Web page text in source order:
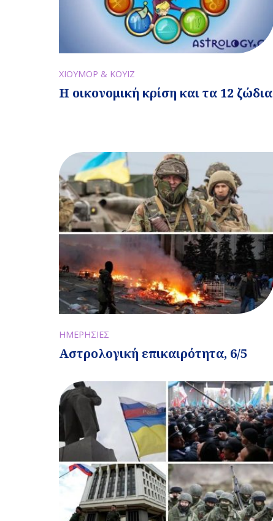
ΧΙΟΥΜΟΡ & ΚΟΥΙΖ
Η οικονομική κρίση και τα 12 ζώδια
ΗΜΕΡΗΣΙΕΣ
Αστρολογική επικαιρότητα, 6/5